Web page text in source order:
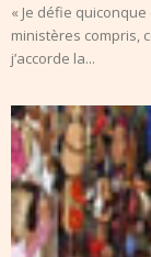
« Je défie
ministères compris,
j’accorde la...